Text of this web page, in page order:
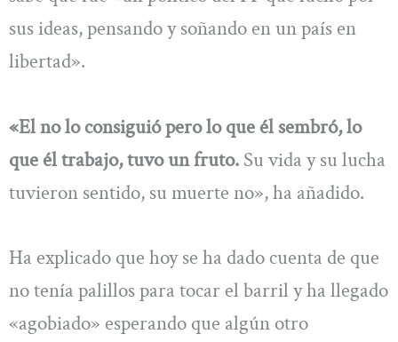
sus ideas, pensando y soñando en un país en
libertad».
«El no lo consiguió pero lo que él sembró, lo
que él trabajo, tuvo un fruto. Su vida y su lucha
tuvieron sentido, su muerte no», ha añadido.
Ha explicado que hoy se ha dado cuenta de que
no tenía palillos para tocar el barril y ha llegado
«agobiado» esperando que algún otro